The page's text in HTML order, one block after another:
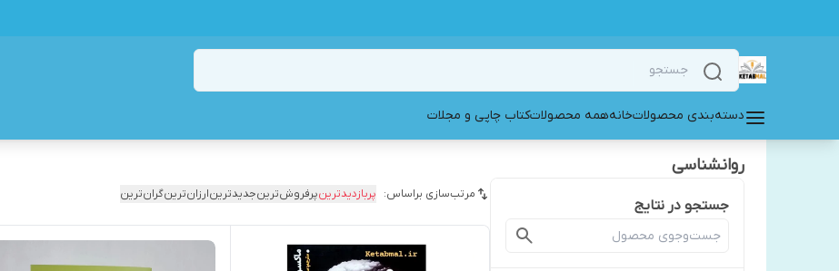
دسته‌بندی محصولاتخانههمه محصولاتکتاب چاپی و مجلات
روانشناسی
جستجو در نتایج
مرتب‌سازی براساس: پربازدیدترینپرفروش‌ترینجدیدترینارزان‌ترینگران‌ترین